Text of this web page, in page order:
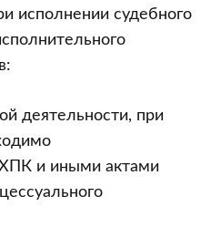
исполнении судебного
деятельности, при
ХПК и иными актами